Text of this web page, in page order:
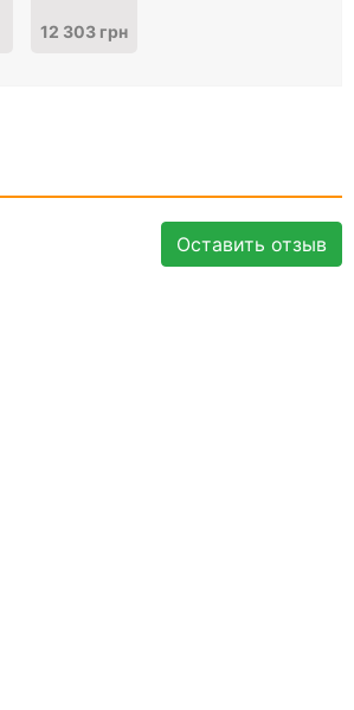
12 303 грн
Оставить отзыв